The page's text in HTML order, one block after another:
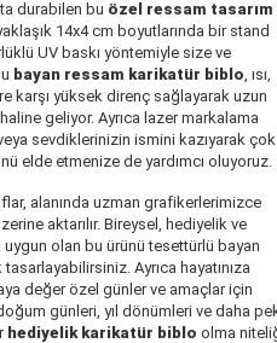
durabilen bu özel ressam tasarım
14x4 cm boyutlarında bir stand
UV baskı yöntemiyle size ve
bayan ressam karikatür biblo , ısı,
karşı yüksek direnç sağlayarak uzun
geliyor. Ayrıca lazer markalama
sevdiklerinizin ismini kazıyarak çok
elde etmenize de yardımcı oluyoruz.
alanında uzman grafikerlerimizce
aktarılır. Bireysel, hediyelik ve
uygun olan bu ürünütesettürlü bayan
Ayrıca hayatınıza
değer özel günler ve amaçlar için
günleri, yıl dönümleri ve daha
hediyelik karikatür biblo olma